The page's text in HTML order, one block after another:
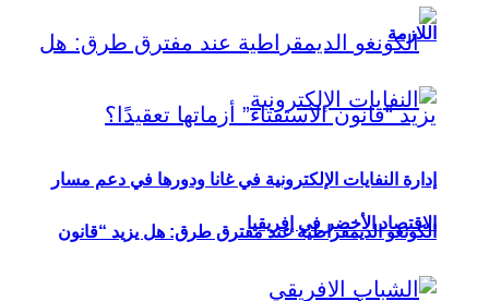
الكونغو الديمقراطية عند مفترق طرق: هل يزيد “قانون
اللازمة
إدارة النفايات الإلكترونية في غانا ودورها في دعم مسار
الاقتصاد الأخضر في إفريقيا